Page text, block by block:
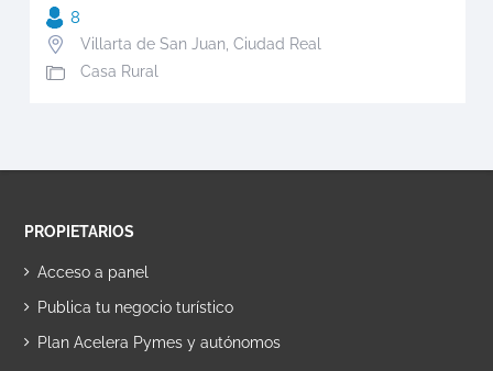
8
Villarta de San Juan Ciudad Real
Casa Rural
PROPIETARIOS
Acceso a panel
Publica tu negocio turístico
Plan Acelera Pymes y autónomos